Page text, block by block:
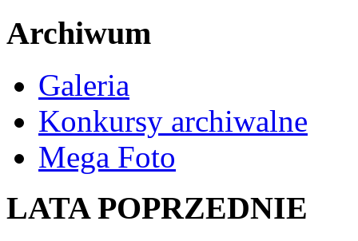
Archiwum
Galeria
Konkursy archiwalne
Mega Foto
LATA POPRZEDNIE